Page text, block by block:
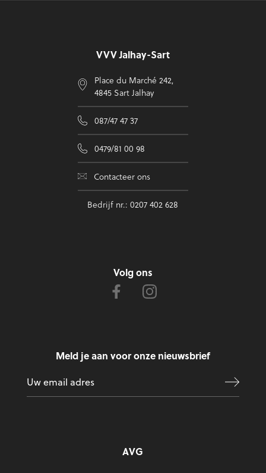
VVV Jalhay-Sart
Place du Marché 242,
4845 Sart Jalhay
087/47 47 37
0479/81 00 98
Contacteer ons
Bedrijf nr.: 0207 402 628
Volg ons
Meld je aan voor onze nieuwsbrief
AVG